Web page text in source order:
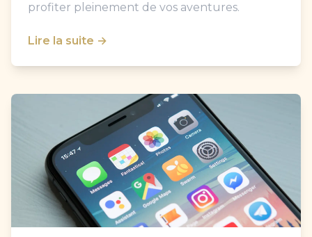
profiter pleinement de vos aventures.
Lire la suite →